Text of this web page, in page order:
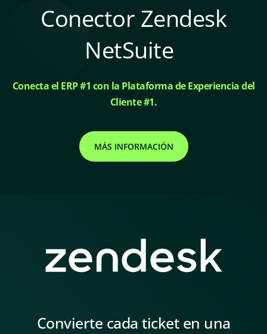
Conector Zendesk
NetSuite
Conecta el ERP #1 con la Plataforma de Experiencia del
Cliente #1.
MÁS INFORMACIÓN
Convierte cada ticket en una